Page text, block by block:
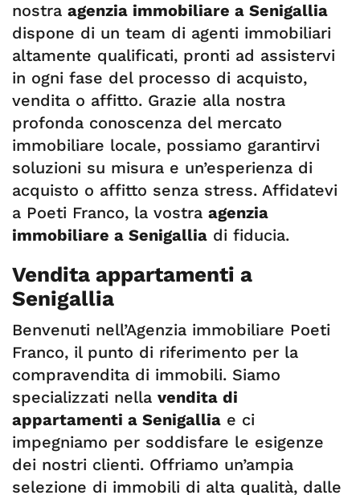
nostra agenzia immobiliare a Senigallia
dispone di un team di agenti immobiliari
altamente qualificati, pronti ad assistervi
in ogni fase del processo di acquisto,
vendita o affitto. Grazie alla nostra
profonda conoscenza del mercato
immobiliare locale, possiamo garantirvi
soluzioni su misura e un’esperienza di
acquisto o affitto senza stress. Affidatevi
a Poeti Franco, la vostra agenzia
immobiliare a Senigallia di fiducia.
Vendita appartamenti a
Senigallia
Benvenuti nell’Agenzia immobiliare Poeti
Franco, il punto di riferimento per la
compravendita di immobili. Siamo
specializzati nella vendita di
appartamenti a Senigallia e ci
impegniamo per soddisfare le esigenze
dei nostri clienti. Offriamo un’ampia
selezione di immobili di alta qualità, dalle